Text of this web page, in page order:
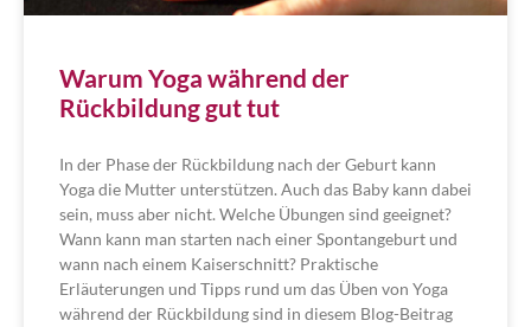
Warum Yoga während der
Rückbildung gut tut
In der Phase der Rückbildung nach der Geburt kann
Yoga die Mutter unterstützen. Auch das Baby kann dabei
sein, muss aber nicht. Welche Übungen sind geeignet?
Wann kann man starten nach einer Spontangeburt und
wann nach einem Kaiserschnitt? Praktische
Erläuterungen und Tipps rund um das Üben von Yoga
während der Rückbildung sind in diesem Blog-Beitrag